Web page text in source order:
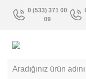
0 (533) 371 00
09